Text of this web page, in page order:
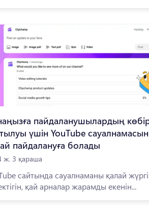
пайдаланушылардың
үшін YouTube сауалнамасын
пайдалануға болады
ж. 3 қараша
сайтында сауалнаманы қалай
қай арналар жарамды екенін...